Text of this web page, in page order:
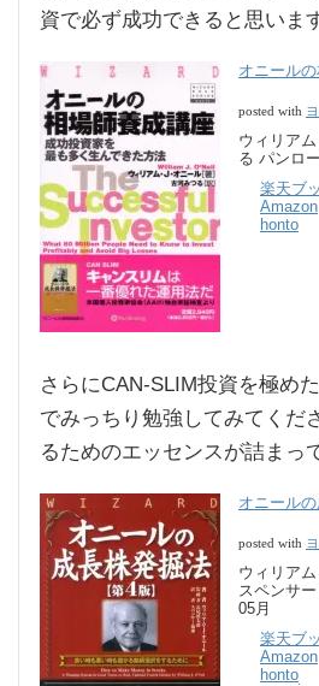
資で必ず成功できると思いま
オニール
posted with
ウィリア
る パンロ
楽天ブ
Amazon
honto
さらにCAN-SLIM投資を極め
でみっちり勉強してみてくだ
るためのエッセンスが詰まっ
オニール
posted with
ウィリア
スペンサ
05月
楽天ブ
Amazon
honto